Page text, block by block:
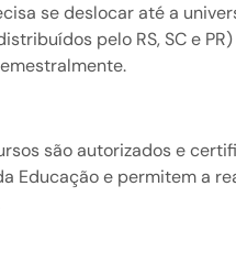
se deslocar até a
pelo RS, SC e
são autorizados e
Educação e permitem a